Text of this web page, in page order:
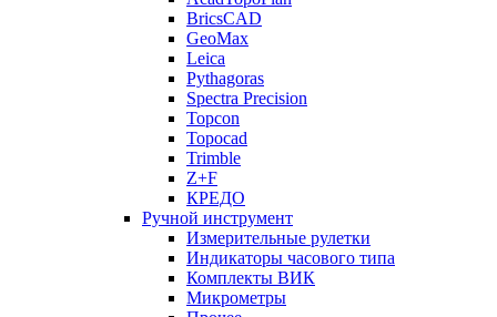
BricsCAD
GeoMax
Leica
Pythagoras
Spectra Precision
Topcon
Topocad
Trimble
Z+F
КРЕДО
Ручной инструмент
Измерительные рулетки
Индикаторы часового типа
Комплекты ВИК
Микрометры